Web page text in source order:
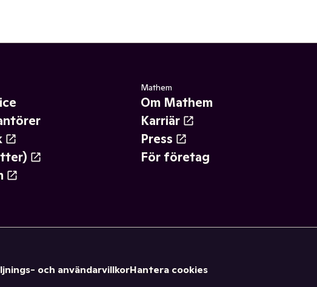
Mathem
Om Mathem
Karriär
Press
För företag
och användarvillkorHantera cookies